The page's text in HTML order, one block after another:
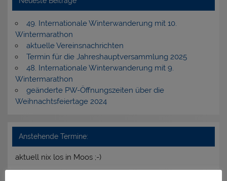
49. Internationale Winterwanderung mit 10.
Wintermarathon
aktuelle Vereinsnachrichten
Termin für die Jahreshauptversammlung 2025
48. Internationale Winterwanderung mit 9.
Wintermarathon
geänderte PW-Öffnungszeiten über die
Weihnachtsfeiertage 2024
Anstehende Termine:
aktuell nix los in Moos ;-)